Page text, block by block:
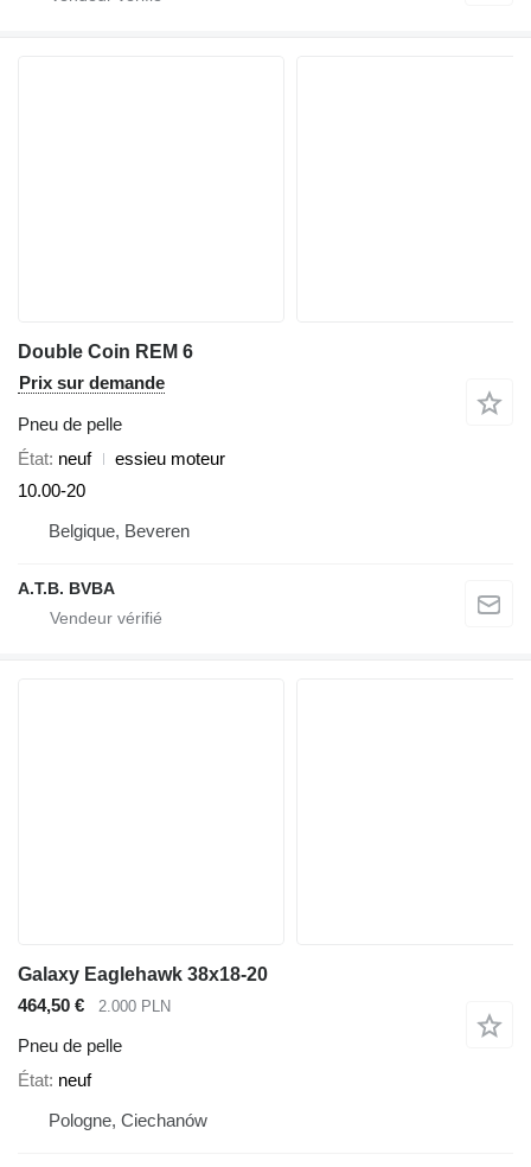
Double Coin REM 6
Prix sur demande
Pneu de pelle
État neuf
essieu moteur
10.00-20
Belgique, Beveren
A.T.B. BVBA
Galaxy Eaglehawk 38x18-20
464,50 €
2.000 PLN
Pneu de pelle
État neuf
Pologne, Ciechanów